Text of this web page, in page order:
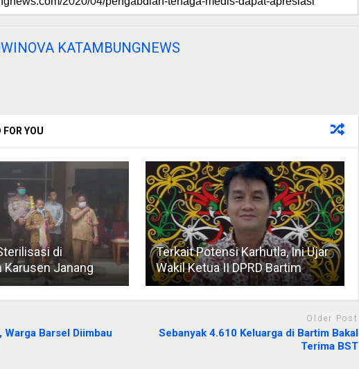
KATAMBUNGNEWS
YOU
di
Karusen Janang
Terkait Potensi Karhutla, Ini Ujar
Wakil Ketua II DPRD Bartim
Warga Barsel Diimbau
Older Post
Sebanyak 4.610 Keluarga di Bartim Bakal
Terima BST